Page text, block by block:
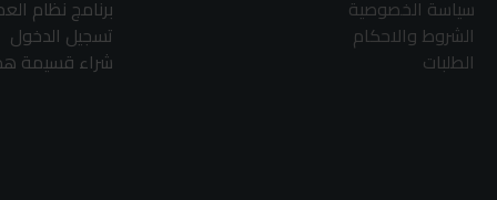
سياسة الخصوصية
الشروط والاحكام
الطلبات
برنامج نظام
تسجيل الدخول
شراء قسيمة